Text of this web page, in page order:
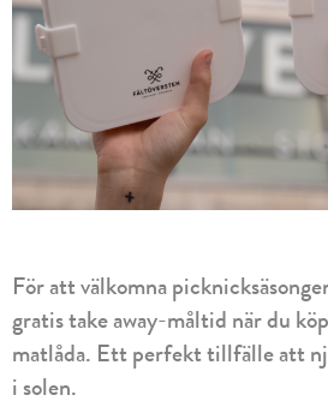
För att välkomna
gratis take away-måltid när du
matlåda. Ett perfekt tillfälle att
i solen.